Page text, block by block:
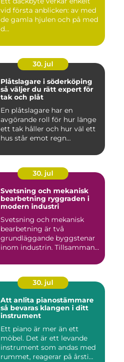
vid första anblicken: av med
de gamla hjulen och på med
d...
30. jul
Plåtslagare i söderköping
så väljer du rätt expert för
tak och plåt
En plåtslagare har en
avgörande roll för hur länge
ett tak håller och hur väl ett
hus står emot regn...
30. jul
Svetsning och mekanisk
bearbetning ryggraden i
modern industri
Svetsning och mekanisk
bearbetning är två
grundläggande byggstenar
inom industrin. Tillsammans
30. jul
Att anlita pianostämmare
så bevaras klangen i ditt
instrument
Ett piano är mer än ett
möbel. Det är ett levande
instrument som andas med
rummet, reagerar på årsti...